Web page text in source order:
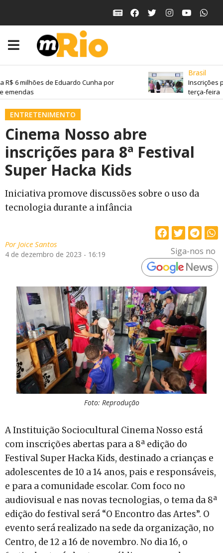
6 milhões de Eduardo Cunha por
Brasil
Inscrições
terça-feira
ENTRETENIMENTO
Cinema Nosso abre
inscrições para 8ª Festival
Super Hacka Kids
Iniciativa promove discussões sobre o uso da
tecnologia durante a infância
PorJoice Santos
4 de dezembro de 2023 - 16:19 Siga-nos no
Foto: Reprodução
A Instituição Sociocultural Cinema Nosso está
com inscrições abertas para a 8ª edição do
Festival Super Hacka Kids, destinado a crianças e
adolescentes de 10 a 14 anos, pais e responsáveis,
e para a comunidade escolar. Com foco no
audiovisual e nas novas tecnologias, o tema da 8ª
edição do festival será “O Encontro das Artes”. O
evento será realizado na sede da organização, no
Centro, de 12 a 16 de novembro. No dia 16, o